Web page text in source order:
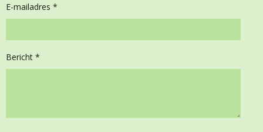
E-mailadres *
Bericht *